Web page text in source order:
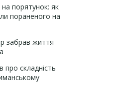
порятунок: як
пораненого на
забрав життя
про складність